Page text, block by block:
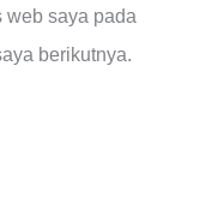
web saya pada
berikutnya.